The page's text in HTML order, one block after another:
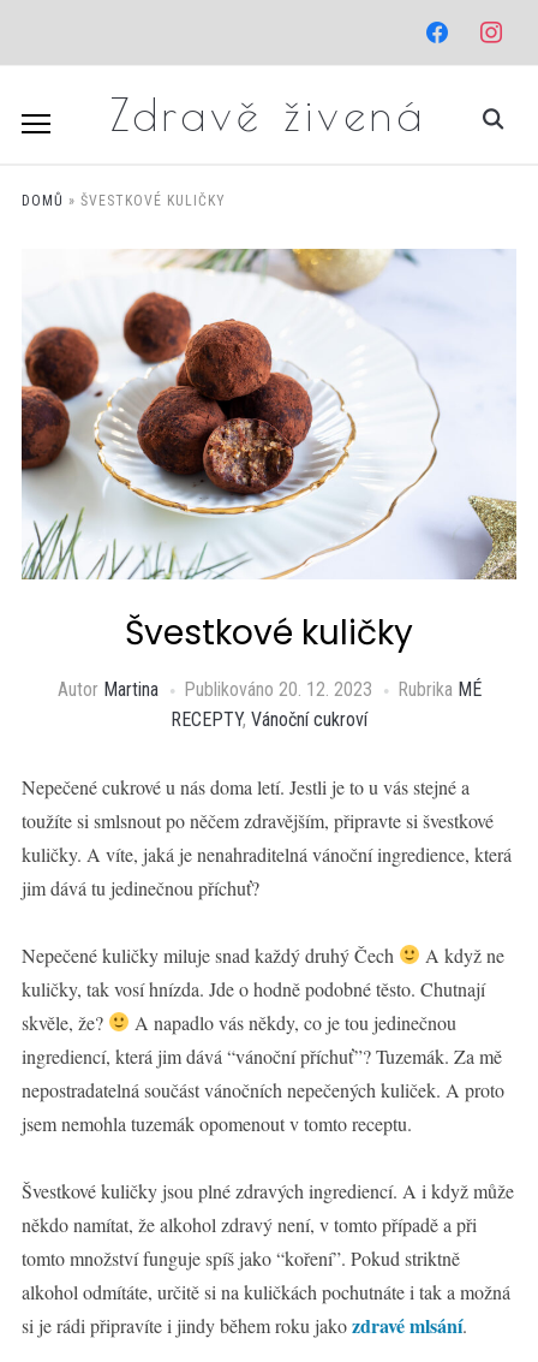
facebook
Zdravě živená
DOMŮ » ŠVESTKOVÉ KULIČKY
Švestkové kuličky
Autor Martina Publikováno 20. 12. 2023 Rubrika MÉ
RECEPTY, Vánoční cukroví
Nepečené cukrové u nás doma letí. Jestli je to u vás stejné a
toužíte si smlsnout po něčem zdravějším, připravte si švestkové
kuličky. A víte, jaká je nenahraditelná vánoční ingredience, která
jim dává tu jedinečnou příchuť?
Nepečené kuličky miluje snad každý druhý Čech
A když ne
kuličky, tak vosí hnízda. Jde o hodně podobné těsto. Chutnají
skvěle, že?
A napadlo vás někdy, co je tou jedinečnou
ingrediencí, která jim dává “vánoční příchuť”? Tuzemák. Za mě
nepostradatelná součást vánočních nepečených kuliček. A proto
jsem nemohla tuzemák opomenout v tomto receptu.
Švestkové kuličky jsou plné zdravých ingrediencí. A i když může
někdo namítat, že alkohol zdravý není, v tomto případě a při
tomto množství funguje spíš jako “koření”. Pokud striktně
alkohol odmítáte, určitě si na kuličkách pochutnáte i tak a možná
si je rádi připravíte i jindy během roku jakozdravé mlsání.